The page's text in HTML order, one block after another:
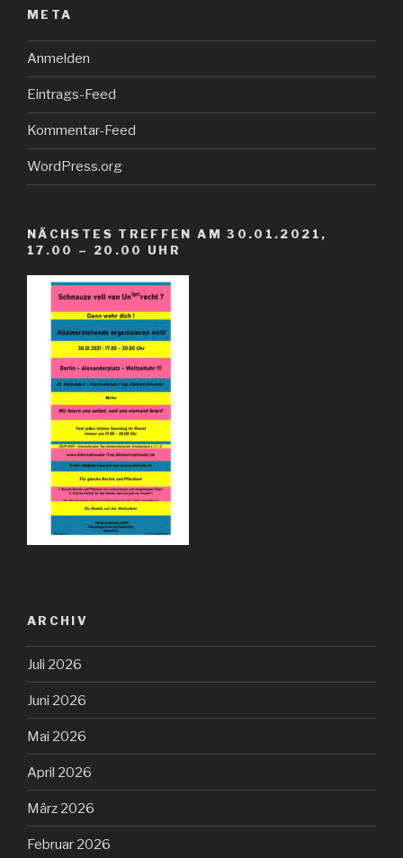
META
Anmelden
Eintrags-Feed
Kommentar-Feed
WordPress.org
NÄCHSTES TREFFEN AM 30.01.2021,
17.00 – 20.00 UHR
ARCHIV
Juli 2026
Juni 2026
Mai 2026
April 2026
März 2026
Februar 2026